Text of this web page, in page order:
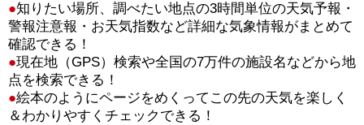
●知りたい場所、調べたい地点の3時間単位の天気予報・
警報注意報・お天気指数など詳細な気象情報がまとめて
確認できる！
●現在地（GPS）検索や全国の7万件の施設名などから地
点を検索できる！
●絵本のようにページをめくってこの先の天気を楽しく
＆わかりやすくチェックできる！